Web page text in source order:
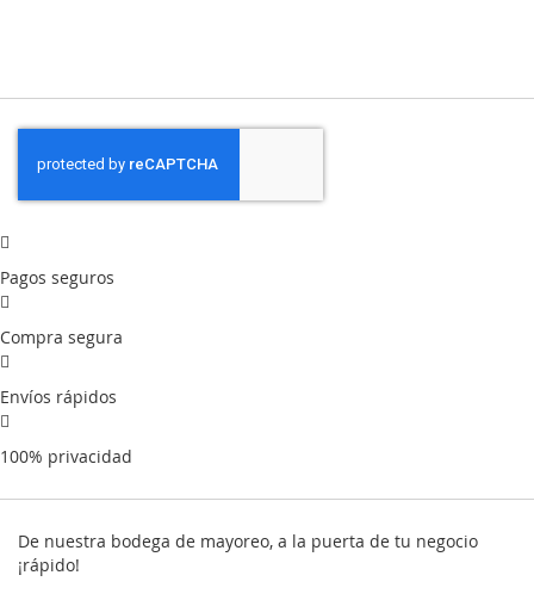
Pagos seguros
Compra segura
Envíos rápidos
100% privacidad
De nuestra bodega de mayoreo, a la puerta de tu negocio
¡rápido!